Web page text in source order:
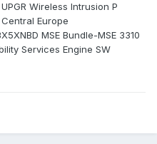
Wireless Intrusion P
Central Europe
MSE Bundle-MSE 3310
Services Engine SW